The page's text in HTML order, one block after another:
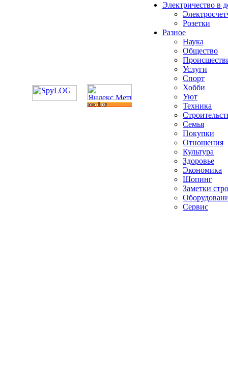
Электричество в
Розетки
Разное
Наука
Общество
Услуги
Спорт
Хобби
Уют
Техника
Семья
Покупки
Отношения
Культура
Здоровье
Экономика
Шопинг
Заметки
Сервис